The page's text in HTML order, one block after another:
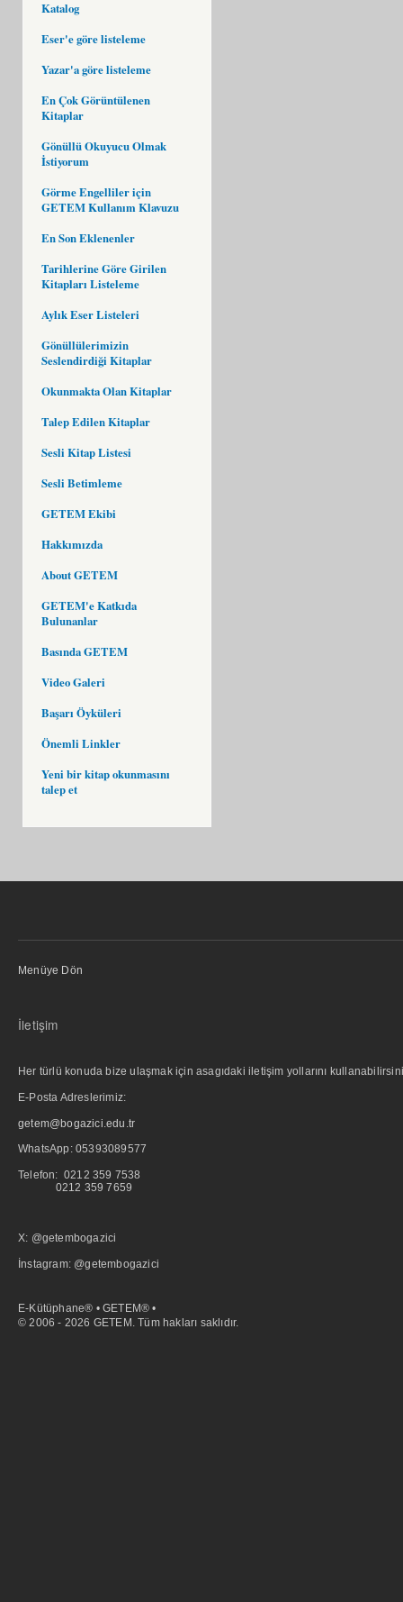
Katalog
Eser'e göre listeleme
Yazar'a göre listeleme
En Çok Görüntülenen
Kitaplar
Gönüllü Okuyucu Olmak
İstiyorum
Görme Engelliler için
GETEM Kullanım Klavuzu
En Son Eklenenler
Tarihlerine Göre Girilen
Kitapları Listeleme
Aylık Eser Listeleri
Gönüllülerimizin
Seslendirdiği Kitaplar
Okunmakta Olan Kitaplar
Talep Edilen Kitaplar
Sesli Kitap Listesi
Sesli Betimleme
GETEM Ekibi
Hakkımızda
About GETEM
GETEM'e Katkıda
Bulunanlar
Basında GETEM
Video Galeri
Başarı Öyküleri
Önemli Linkler
Yeni bir kitap okunmasını
talep et
Menüye Dön
İletişim
Her türlü konuda bize ulaşmak için asagıdaki iletişim yollarını
E-Posta Adreslerimiz:
getem@bogazici.edu.tr
WhatsApp: 05393089577
Telefon: 0212 359 7538
0212 359 7659
X: @getembogazici
İnstagram: @getembogazici
E-Kütüphane® • GETEM® •
© 2006 - 2026 GETEM. Tüm hakları saklıdır.